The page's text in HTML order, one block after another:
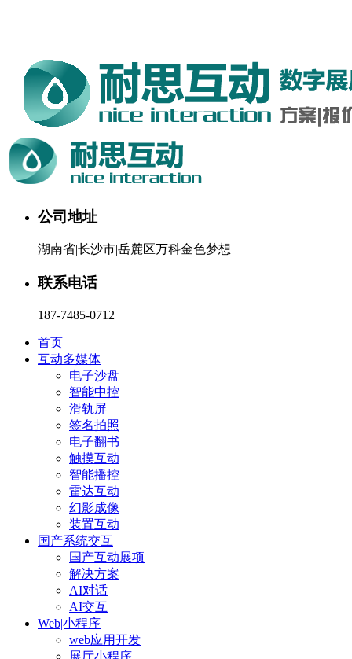
公司地址
湖南省|长沙市|岳麓区万科金色梦想
联系电话
187-7485-0712
首页
互动多媒体
电子沙盘
智能中控
滑轨屏
签名拍照
电子翻书
触摸互动
智能播控
雷达互动
幻影成像
装置互动
国产系统交互
国产互动展项
解决方案
AI对话
AI交互
Web|小程序
web应用开发
展厅小程序